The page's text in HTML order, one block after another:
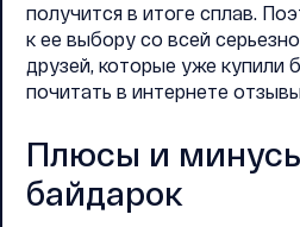
получится в итоге сплав.
к ее выбору со всей
друзей, которые уже купили
почитать в интернете
Плюсы и
байдарок